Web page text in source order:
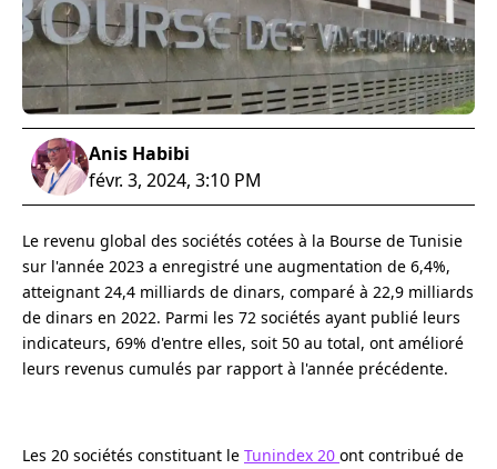
Anis Habibi
févr. 3, 2024, 3:10 PM
Le revenu global des sociétés cotées à la Bourse de Tunisie
sur l'année 2023 a enregistré une augmentation de 6,4%,
atteignant 24,4 milliards de dinars, comparé à 22,9 milliards
de dinars en 2022. Parmi les 72 sociétés ayant publié leurs
indicateurs, 69% d'entre elles, soit 50 au total, ont amélioré
leurs revenus cumulés par rapport à l'année précédente.
Les 20 sociétés constituant le Tunindex 20 ont contribué de